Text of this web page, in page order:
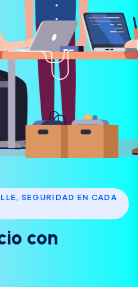
SEGURIDAD EN CADA
io con